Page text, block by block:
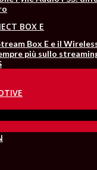
Box E e il
più sullo